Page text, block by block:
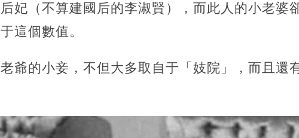
妃（不算建國后的李淑賢），而此人的小老婆
這個數值。
爺的小妾，不但大多取自于「妓院」，而且還